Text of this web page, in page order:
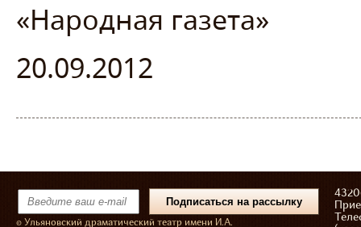
«Народная газета»
20.09.2012
© Ульяновский драматический театр имени И.А.